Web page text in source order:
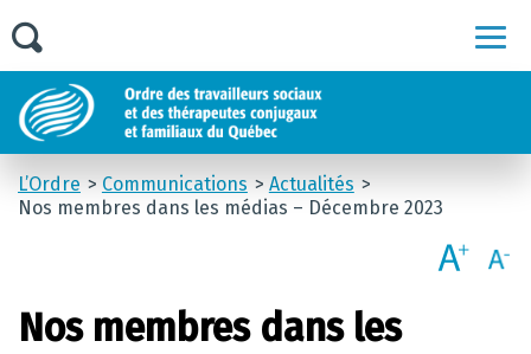
L’Ordre Communications
Actualités
Nos membres dans les médias – Décembre 2023
Nos membres dans les